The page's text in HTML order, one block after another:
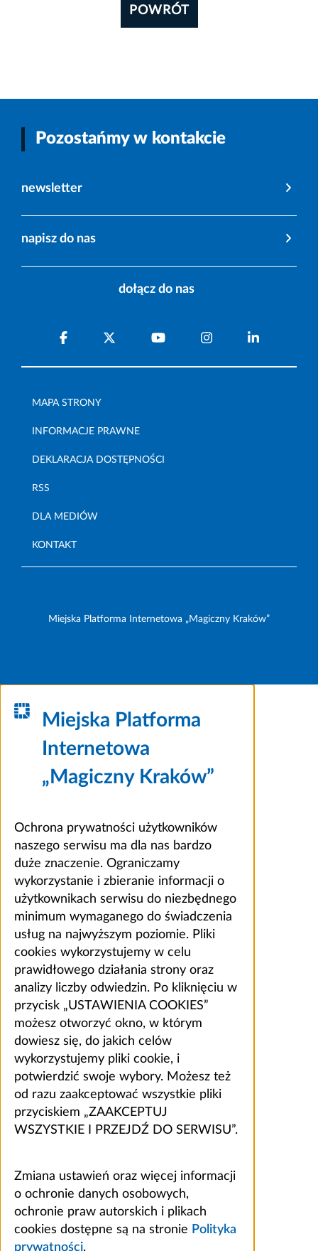
POWRÓT
Pozostańmy w kontakcie
newsletter
napisz do nas
dołącz do nas
MAPA STRONY
INFORMACJE PRAWNE
DEKLARACJA DOSTĘPNOŚCI
RSS
DLA MEDIÓW
KONTAKT
Miejska Platforma Internetowa „Magiczny Kraków”
Miejska Platforma
Internetowa
„Magiczny Kraków”
Ochrona prywatności użytkowników
naszego serwisu ma dla nas bardzo
duże znaczenie. Ograniczamy
wykorzystanie i zbieranie informacji o
użytkownikach serwisu do niezbędnego
minimum wymaganego do świadczenia
usług na najwyższym poziomie. Pliki
cookies wykorzystujemy w celu
prawidłowego działania strony oraz
analizy liczby odwiedzin. Po kliknięciu w
przycisk „USTAWIENIA COOKIES”
możesz otworzyć okno, w którym
dowiesz się, do jakich celów
wykorzystujemy pliki cookie, i
potwierdzić swoje wybory. Możesz też
od razu zaakceptować wszystkie pliki
przyciskiem „ZAAKCEPTUJ
WSZYSTKIE I PRZEJDŹ DO SERWISU”.
Zmiana ustawień oraz więcej informacji
o ochronie danych osobowych,
ochronie praw autorskich i plikach
cookies dostępne są na stronie Polityka
prywatności.